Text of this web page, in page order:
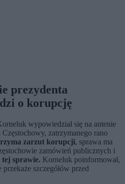
prezydenta
o korupcję
wypowiedział się na antenie
zatrzymanego rano
zarzut korupcji, sprawa ma
zamówień publicznych i
tej sprawie. Korneluk poinformował,
szczegółów przed